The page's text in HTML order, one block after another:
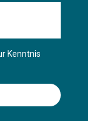
Kenntnis